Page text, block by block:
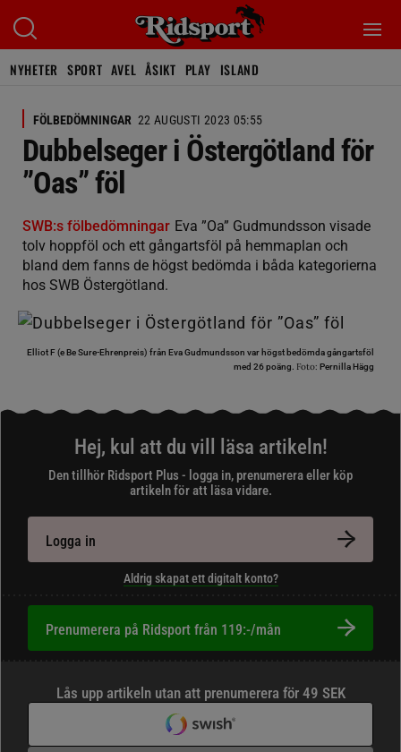
NYHETER SPORT AVEL ÅSIKT PLAY ISLAND
FÖLBEDÖMNINGAR 22 AUGUSTI 2023 05:55
Dubbelseger i Östergötland för
”Oas” föl
SWB:s fölbedömningar Eva ”Oa” Gudmundsson visade
tolv hoppföl och ett gångartsföl på hemmaplan och
bland dem fanns de högst bedömda i båda kategorierna
hos SWB Östergötland.
Elliot F (e Be Sure-Ehrenpreis) från Eva Gudmundsson var högst bedömda gångartsföl
med 26 poäng. Foto: Pernilla Hägg
Hej, kul att du vill läsa artikeln!
Den tillhör Ridsport Plus - logga in, prenumerera eller köp
artikeln för att läsa vidare.
Logga in
Aldrig skapat ett digitalt konto?
Prenumerera på Ridsport från 119:-/mån